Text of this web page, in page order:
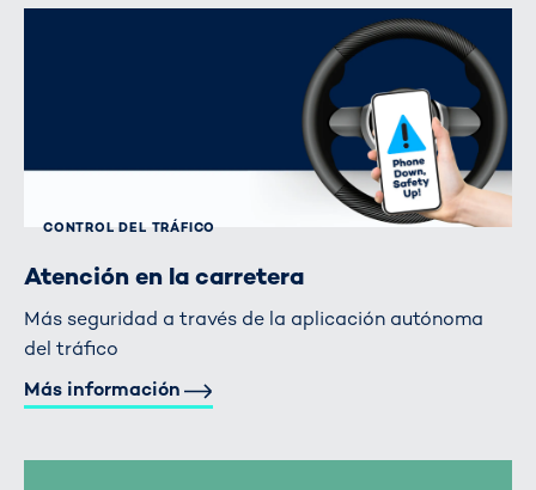
CONTROL DEL TRÁFICO
Atención en la carretera
Más seguridad a través de la aplicación autónoma
del tráfico
Más información